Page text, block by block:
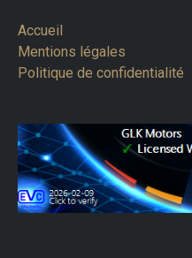
Accueil
Mentions légales
Politique de confidentialité